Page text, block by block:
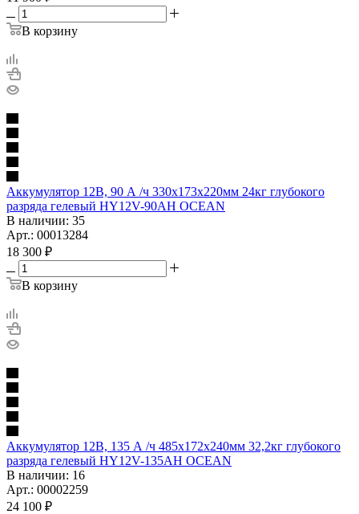
В корзину
Аккумулятор 12В, 90 А /ч 330х173х220мм 24кг глубокого
разряда гелевый HY12V-90AH OCEAN
В наличии: 35
Арт.: 00013284
18 300 ₽
В корзину
Аккумулятор 12В, 135 А /ч 485х172х240мм 32,2кг глубокого
разряда гелевый HY12V-135AH OCEAN
В наличии: 16
Арт.: 00002259
24 100 ₽